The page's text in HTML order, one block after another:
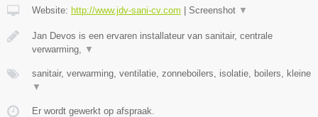
Website: http://www.jdv-sani-cv.com Screenshot ▼
Jan Devos is een ervaren installateur van sanitair, centrale
verwarming,
▼
sanitair, verwarming, ventilatie, zonneboilers, isolatie, boilers, kleine
▼
Er wordt gewerkt op afspraak.